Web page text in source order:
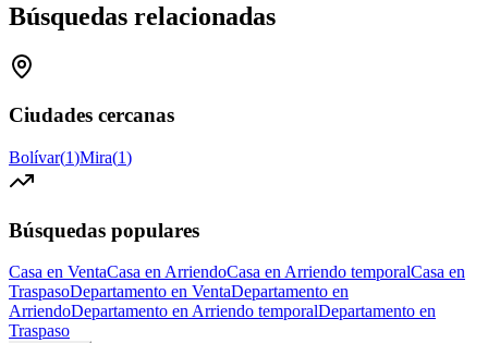
Búsquedas relacionadas
Ciudades cercanas
Bolívar(1)Mira(1)
Búsquedas populares
Casa en VentaCasa en ArriendoCasa en Arriendo temporalCasa en
TraspasoDepartamento en VentaDepartamento en
ArriendoDepartamento en Arriendo temporalDepartamento en
Traspaso